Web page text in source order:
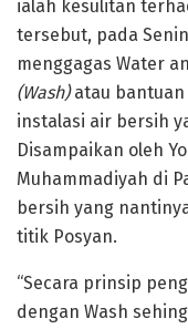
ialah kesulitan
tersebut, pada
menggagas Water
(Wash)atau bantuan
instalasi air bersih
Disampaikan oleh
Muhammadiyah di
bersih yang
titik Posyan.
“Secara prinsip
dengan Wash